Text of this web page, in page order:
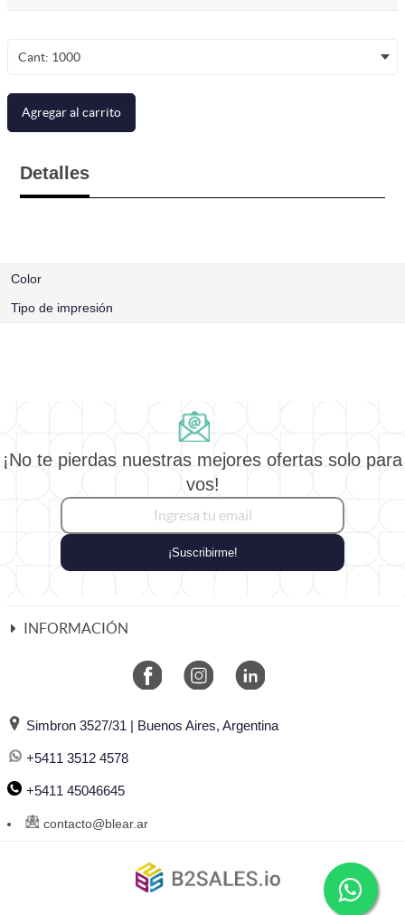
Cant: 1000
Agregar al carrito
Detalles
Color
Tipo de impresión
¡No te pierdas nuestras mejores ofertas solo para
vos!
¡Suscribirme!
INFORMACIÓN
Simbron 3527/31 | Buenos Aires, Argentina
+5411 3512 4578
+5411 45046645
contacto@blear.ar